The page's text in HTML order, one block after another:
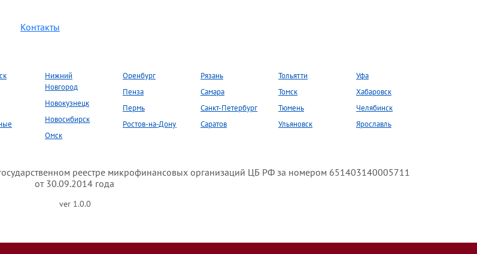
Контакты
Нижний
Новгород
Новокузнецк
Новосибирск
Омск
Оренбург
Пенза
Пермь
Ростов-на-Дону
Рязань
Самара
Санкт-Петербург
Саратов
Тольятти
Томск
Тюмень
Ульяновск
Уфа
Хабаровск
Челябинск
Ярославль
реестре микрофинансовых организаций ЦБ РФ за номером 651403140005711
от 30.09.2014 года
ver 1.0.0